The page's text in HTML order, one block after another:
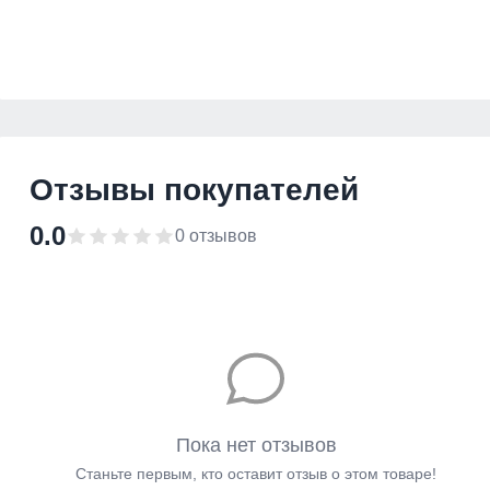
Отзывы покупателей
0.0 0 отзывов
Пока нет отзывов
Станьте первым, кто оставит отзыв о этом товаре!